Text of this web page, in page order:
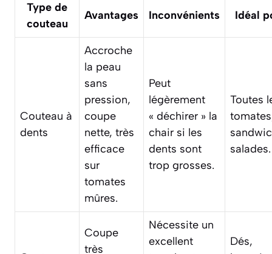
Type de
couteau
Avantages Inconvénients Idéal
Couteau à
dents
Accroche
la peau
sans
pression,
coupe
nette, très
efficace
sur
tomates
mûres.
Peut
légèrement
« déchirer » la
chair si les
dents sont
trop grosses.
Toutes
salades.
Coupe
très
Nécessite un
excellent
Dés,